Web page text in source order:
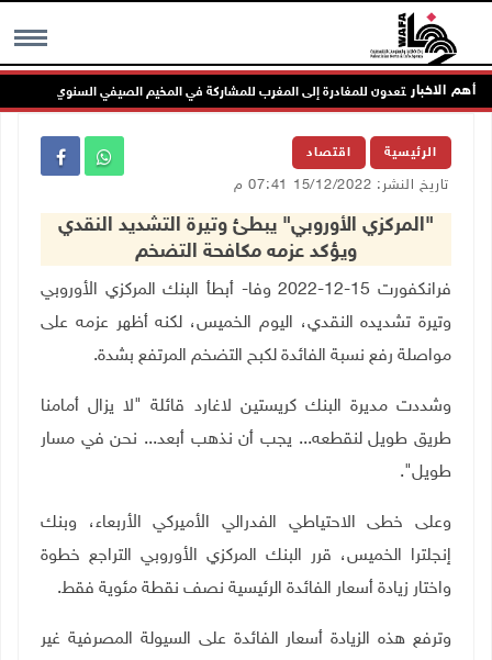
MENU أهم الاخبار
الرئيسية اقتصاد
تاريخ النشر: 15/12/2022 07:41 م
"المركزي الأوروبي" يبطئ وتيرة التشديد النقدي
ويؤكد عزمه مكافحة التضخم
فرانكفورت 15-12-2022 وفا- أبطأ البنك المركزي الأوروبي
وتيرة تشديده النقدي، اليوم الخميس، لكنه أظهر عزمه على
مواصلة رفع نسبة الفائدة لكبح التضخم المرتفع بشدة.
وشددت مديرة البنك كريستين لاغارد قائلة "لا يزال أمامنا
طريق طويل لنقطعه... يجب أن نذهب أبعد... نحن في مسار
طويل".
وعلى خطى الاحتياطي الفدرالي الأميركي الأربعاء، وبنك
إنجلترا الخميس، قرر البنك المركزي الأوروبي التراجع خطوة
واختار زيادة أسعار الفائدة الرئيسية نصف نقطة مئوية فقط.
وترفع هذه الزيادة أسعار الفائدة على السيولة المصرفية غير